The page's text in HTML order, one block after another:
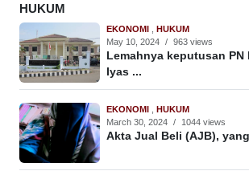
HUKUM
EKONOMI
HUKUM
May 10, 2024 / 963 views
Lemahnya keputusan PN
Iyas ...
EKONOMI
HUKUM
March 30, 2024 / 1044 views
Akta Jual Beli (AJB),